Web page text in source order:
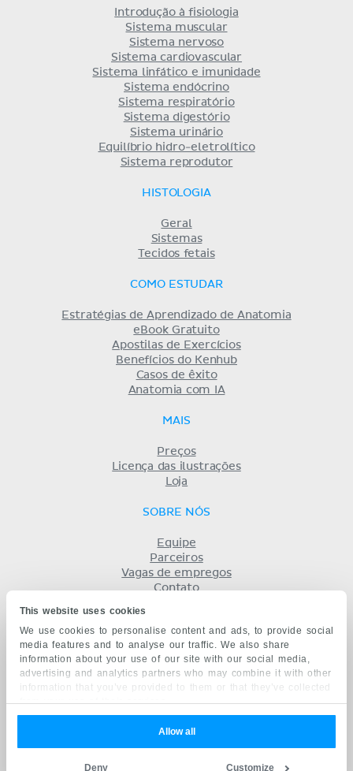
This website uses cookies
We use cookies to personalise content and ads, to provide social
media features and to analyse our traffic. We also share
information about your use of our site with our social media,
advertising and analytics partners who may combine it with other
information that you’ve provided to them or that they’ve collected
from your use of their services.
Allow all
Customize
Deny
Introdução à fisiologia
Sistema muscular
Sistema nervoso
Sistema cardiovascular
Sistema linfático e imunidade
Sistema endócrino
Sistema respiratório
Sistema digestório
Sistema urinário
Equilíbrio hidro-eletrolítico
Sistema reprodutor
HISTOLOGIA
Geral
Sistemas
Tecidos fetais
COMO ESTUDAR
Estratégias de Aprendizado de Anatomia
eBook Gratuito
Apostilas de Exercícios
Benefícios do Kenhub
Casos de êxito
Anatomia com IA
MAIS
Preços
Licença das ilustrações
Loja
SOBRE NÓS
Equipe
Parceiros
Vagas de empregos
Contato
Privacidade
KENHUB EM...
English